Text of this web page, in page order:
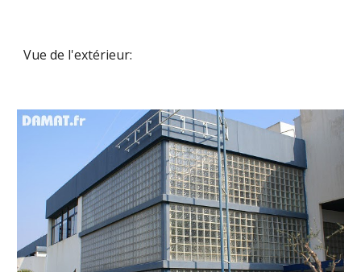
Vue de l'extérieur: